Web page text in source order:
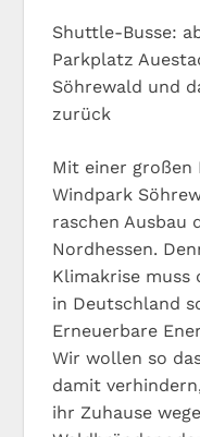
Shuttle-Busse:
Parkplatz
Söhrewald und
zurück
Mit einer
Windpark
raschen Ausbau
Nordhessen.
Klimakrise muss
in Deutschland
Erneuerbare
Wir wollen so
damit
ihr Zuhause